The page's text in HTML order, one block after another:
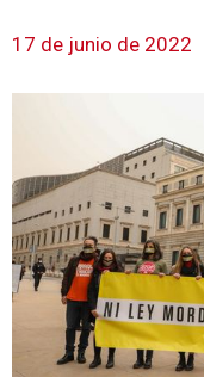
17 de junio de 2022